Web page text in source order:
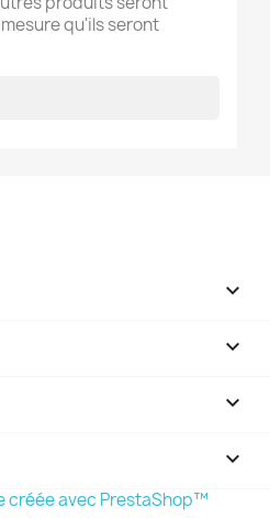
qu'ils seront



keyboard_arrow_down
créée avec PrestaShop™